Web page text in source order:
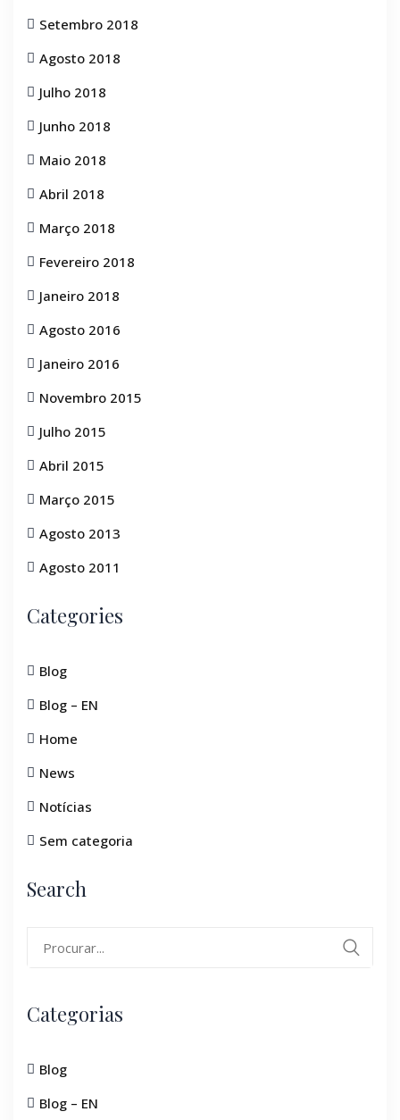
Setembro 2018
Agosto 2018
Julho 2018
Junho 2018
Maio 2018
Abril 2018
Março 2018
Fevereiro 2018
Janeiro 2018
Agosto 2016
Janeiro 2016
Novembro 2015
Julho 2015
Abril 2015
Março 2015
Agosto 2013
Agosto 2011
Categories
Blog
Blog – EN
Home
News
Notícias
Sem categoria
Search
Categorias
Blog
Blog – EN